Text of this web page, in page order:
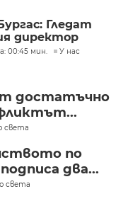
Гледат
директор
00:45 мин. У нас
достатъчно
света
по
два...
света